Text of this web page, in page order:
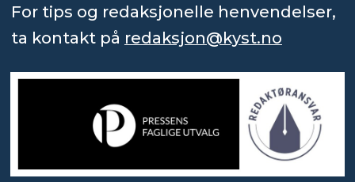
For tips og redaksjonelle henvendelser,
ta kontakt på redaksjon@kyst.no